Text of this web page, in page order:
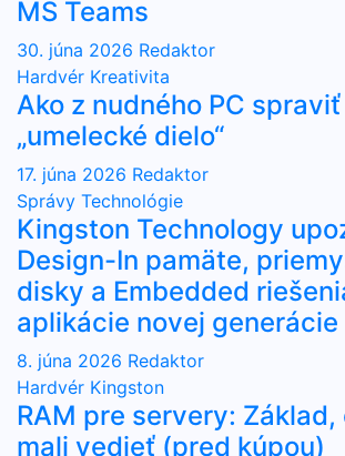
MS Teams
30. júna 2026 Redaktor
Hardvér Kreativita
Ako z nudného PC
„umelecké dielo“
17. júna 2026 Redaktor
Správy Technológie
Kingston Technology
Design-In pamäte,
disky a Embedded
aplikácie novej generácie
8. júna 2026 Redaktor
Hardvér Kingston
RAM pre servery:
mali vedieť (pred kúpou)